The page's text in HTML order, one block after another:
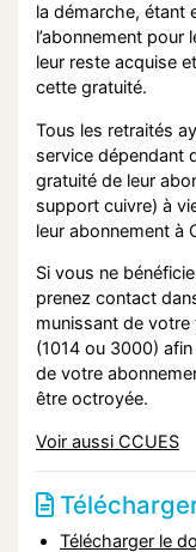
la démarche, étant
l’abonnement
leur reste acquise
cette gratuité.
Tous les retraités
service dépendant
gratuité de leur
support cuivre) à
leur abonnement à
Si vous ne
prenez contact
munissant de
(1014 ou 3000)
de votre
être octroyée.
Voir aussi CCUES
Télécharger le